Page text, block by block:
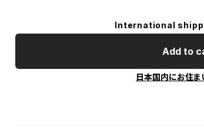
International
Add to
日本国内にお住ま